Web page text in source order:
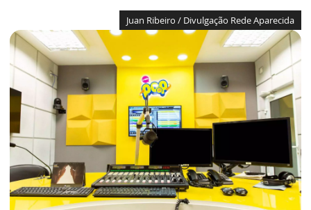
Juan Ribeiro / Divulgação Rede Aparecida